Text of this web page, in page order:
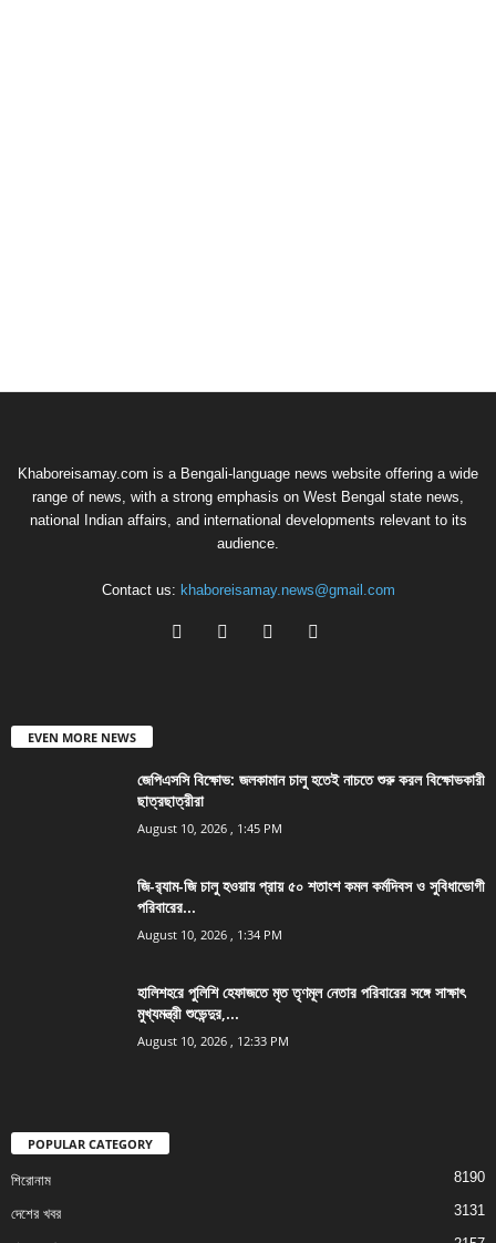
Khaboreisamay.com is a Bengali-language news website offering a wide
range of news, with a strong emphasis on West Bengal state news,
national Indian affairs, and international developments relevant to its
audience.
Contact us: khaboreisamay.news@gmail.com
EVEN MORE NEWS
জেপিএসসি বিক্ষোভ: জলকামান চালু হতেই নাচতে শুরু করল বিক্ষোভকারী
ছাত্রছাত্রীরা
August 10, 2026 , 1:45 PM
জি-র‍্যাম-জি চালু হওয়ায় প্রায় ৫০ শতাংশ কমল কর্মদিবস ও সুবিধাভোগী
পরিবারের...
August 10, 2026 , 1:34 PM
হালিশহরে পুলিশি হেফাজতে মৃত তৃণমূল নেতার পরিবারের সঙ্গে সাক্ষাৎ
মুখ্যমন্ত্রী শুভেন্দুর,...
August 10, 2026 , 12:33 PM
POPULAR CATEGORY
শিরোনাম 8190
দেশের খবর 3131